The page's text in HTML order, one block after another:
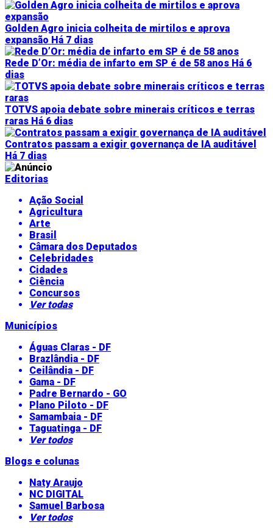
Golden Agro inicia colheita de mirtilos e aprova
expansão Há 7 dias
Rede D’Or: média de infarto em SP é de 58 anos Há 6
dias
TOTVS apoia debate sobre minerais críticos e terras
raras Há 6 dias
Contratos passam a exigir governança de IA auditável
Há 7 dias
Editorias
Ação Social
Agricultura
Arte
Brasil
Câmara dos Deputados
Celebridades
Cidades
Ciência
Concursos
Ver todas
Municípios
Águas Claras - DF
Brazlândia - DF
Ceilândia - DF
Gama - DF
Padre Bernardo - GO
Plano Piloto - DF
Samambaia - DF
Taguatinga - DF
Ver todos
Blogs e colunas
Naty Araujo
NC DIGITAL
Samuel Barbosa
Ver todos